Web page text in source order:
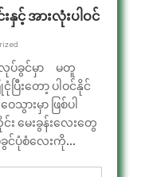
င့် အားလုံးပါဝင်
လုပ်ခွင်မှာ မတူ
ပြီးတော့ ပါဝင်နိုင်
ားမှာ ဖြစ်ပါ
မေးခွန်းလေးတွေ
ပုံစံလေးကို...